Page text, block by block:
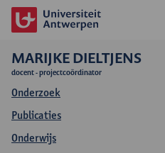
MARIJKE DIELTJENS
docent - projectcoördinator
Onderzoek
Publicaties
Onderwijs